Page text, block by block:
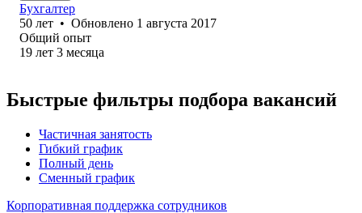
Бухгалтер
50 лет • Обновлено 1 августа 2017
Общий опыт
19 лет 3 месяца
Быстрые фильтры подбора вакансий
Частичная занятость
Гибкий график
Полный день
Сменный график
Корпоративная поддержка сотрудников